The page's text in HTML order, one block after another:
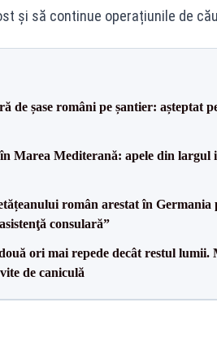
și să continue operațiunile de
de șase români pe șantier: așteptat
Marea Mediterană: apele din largul
român arestat în Germania
consulară”
ori mai repede decât restul
de caniculă